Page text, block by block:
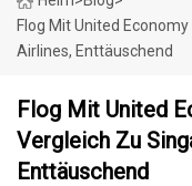
Flog Mit United
Airlines, Enttäuschend
Flog Mit United
Vergleich Zu
Enttäuschend